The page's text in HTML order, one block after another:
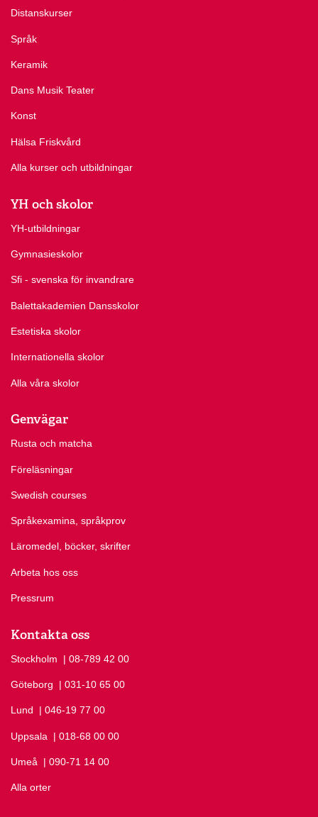
Distanskurser
Språk
Keramik
Dans Musik Teater
Konst
Hälsa Friskvård
Alla kurser och utbildningar
YH och skolor
YH-utbildningar
Gymnasieskolor
Sfi - svenska för invandrare
Balettakademien Dansskolor
Estetiska skolor
Internationella skolor
Alla våra skolor
Genvägar
Rusta och matcha
Föreläsningar
Swedish courses
Språkexamina, språkprov
Läromedel, böcker, skrifter
Arbeta hos oss
Pressrum
Kontakta oss
Stockholm Ring Stockholm på
| 08-789 42 00
Göteborg Ring Göteborg på
| 031-10 65 00
Lund Ring Lund på
| 046-19 77 00
Uppsala Ring Uppsala på
| 018-68 00 00
Umeå Ring Umeå på
| 090-71 14 00
Alla orter